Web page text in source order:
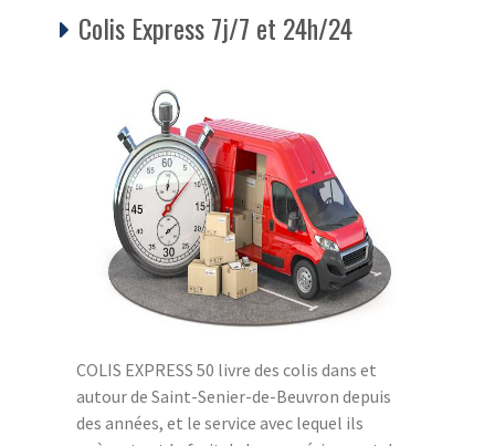
Colis Express 7j/7 et 24h/24
COLIS EXPRESS 50 livre des colis dans et
autour de Saint-Senier-de-Beuvron depuis
des années, et le service avec lequel ils